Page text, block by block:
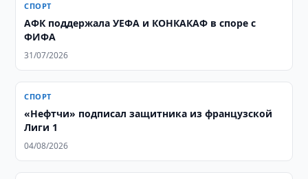
СПОРТ
АФК поддержала УЕФА и КОНКАКАФ в споре с
ФИФА
31/07/2026
СПОРТ
«Нефтчи» подписал защитника из французской
Лиги 1
04/08/2026